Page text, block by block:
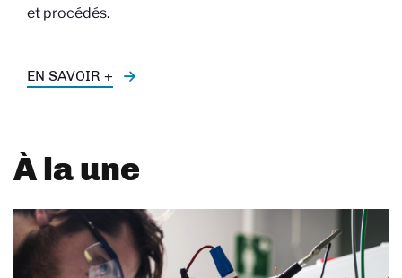
et procédés.
EN SAVOIR +
À la une